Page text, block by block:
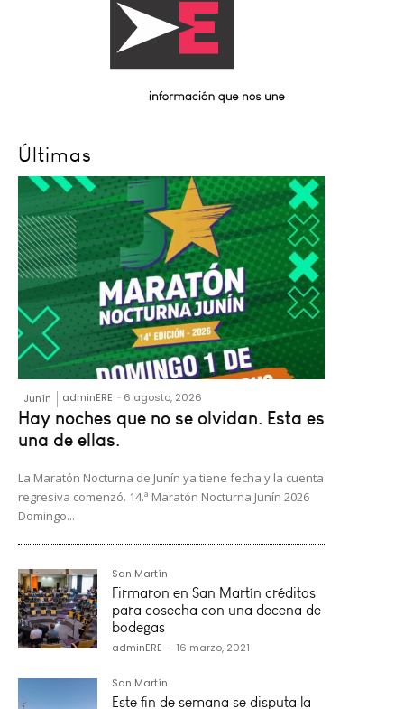
Últimas
Junín adminERE - 6 agosto, 2026
Hay noches que no se olvidan. Esta es
una de ellas.
La Maratón Nocturna de Junín ya tiene fecha y la cuenta
regresiva comenzó. 14.ª Maratón Nocturna Junín 2026
Domingo...
San Martín
Firmaron en San Martín créditos
para cosecha con una decena de
bodegas
adminERE - 16 marzo, 2021
San Martín
Este fin de semana se disputa la